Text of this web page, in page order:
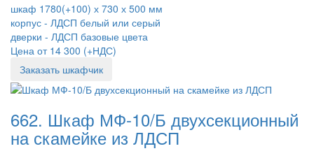
шкаф 1780(+100) х 730 х 500 мм
корпус - ЛДСП белый или серый
дверки - ЛДСП базовые цвета
Цена от 14 300 (+НДС)
Заказать шкафчик
662. Шкаф МФ-10/Б двухсекционный
на скамейке из ЛДСП